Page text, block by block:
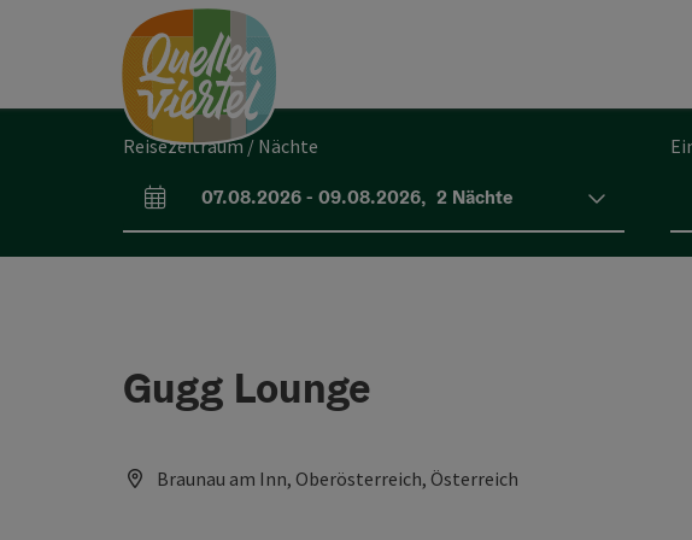
Zum InhaltAccesskey
[0]
Zur NavigationAccesskey
Zum Seitenanfang Accesskey
Reisezeitraum / Nächte
An- und Abreisefelder
07.08.2026- 09.08.2026, 2 Nächte
Gugg Lounge
Braunau am Inn, Oberösterreich, Österreich